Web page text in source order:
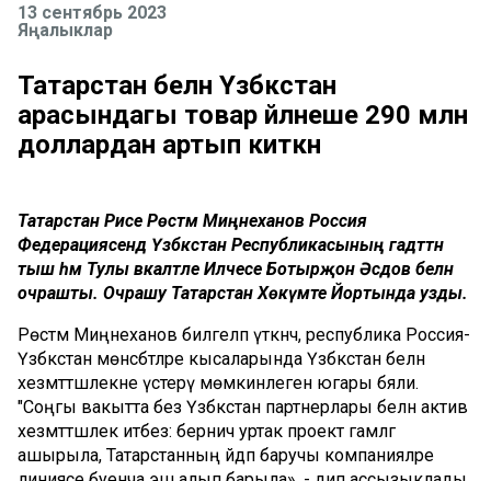
13 сентябрь 2023
Яңалыклар
Татарстан белән Үзбәкстан
арасындагы товар әйләнеше 290 млн
доллардан артып киткән
Татарстан Рәисе Рөстәм Миңнеханов Россия
Федерациясендә Үзбәкстан Республикасының гадәттән
тыш һәм Тулы вәкаләтле Илчесе Ботырҗон Әсәдов белән
очрашты. Очрашу Татарстан Хөкүмәте Йортында узды.
Рөстәм Миңнеханов билгеләп үткәнчә, республика Россия-
Үзбәкстан мөнәсәбәтләре кысаларында Үзбәкстан белән
хезмәттәшлекне үстерү мөмкинлеген югары бәяли.
"Соңгы вакытта без Үзбәкстан партнерлары белән актив
хезмәттәшлек итәбез: берничә уртак проект гамәлгә
ашырыла, Татарстанның әйдәп баручы компанияләре